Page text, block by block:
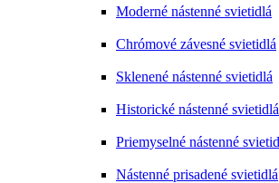
Moderné nástenné svietidlá
Chrómové závesné svietidlá
Sklenené nástenné svietidlá
Historické nástenné svietidlá
Priemyselné nástenné
Nástenné prisadené svietidlá